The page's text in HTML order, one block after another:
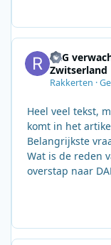
SRG
Zwitserland
Rakkerten ·
Heel veel tekst,
komt in het
Belangrijkste
Wat is de reden
overstap naar